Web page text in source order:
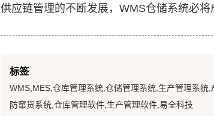
供应链管理的不断发展，WMS仓储系统必将
标签
WMS,MES,仓库管理系统,仓储管理系统,生产管理系
防窜货系统,仓库管理软件,生产管理软件,易全科技